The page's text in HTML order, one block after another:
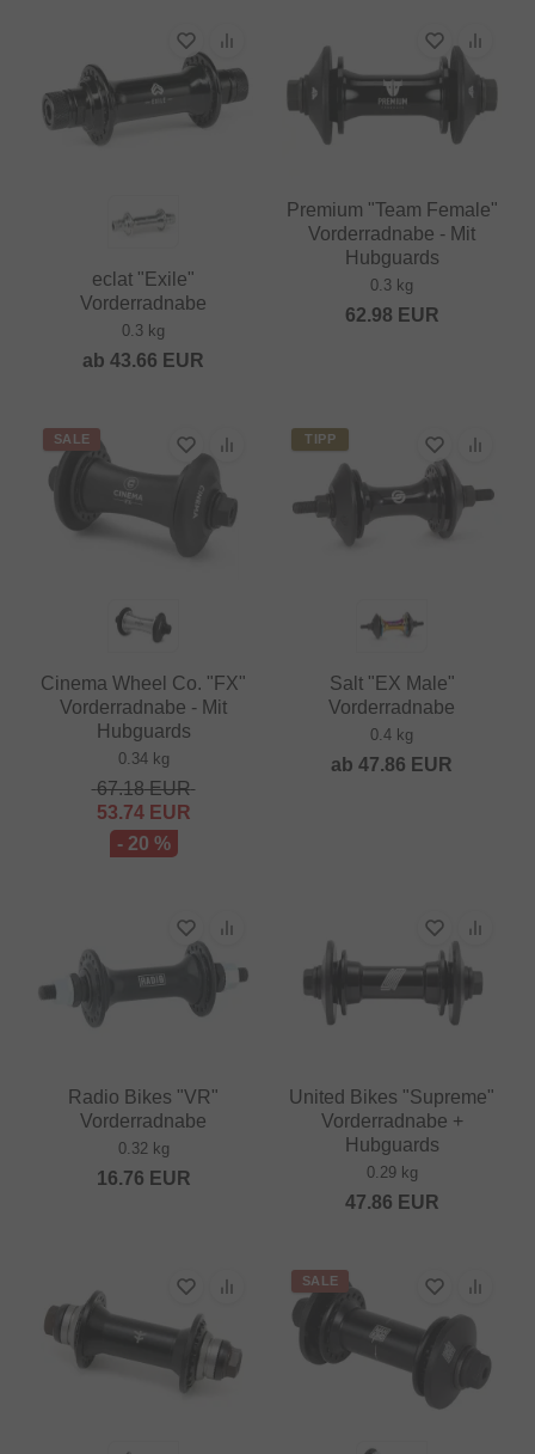
eclat "Exile"
Vorderradnabe
0.3 kg
ab 43.66 EUR
Premium "Team Female"
Vorderradnabe - Mit
Hubguards
0.3 kg
62.98 EUR
SALE
Cinema Wheel Co. "FX"
Vorderradnabe - Mit
Hubguards
0.34 kg
67.18EUR
53.74EUR
- 20 %
TIPP
Salt "EX Male"
Vorderradnabe
0.4 kg
ab 47.86 EUR
Radio Bikes "VR"
Vorderradnabe
0.32 kg
16.76 EUR
United Bikes "Supreme"
Vorderradnabe +
Hubguards
0.29 kg
47.86 EUR
SALE